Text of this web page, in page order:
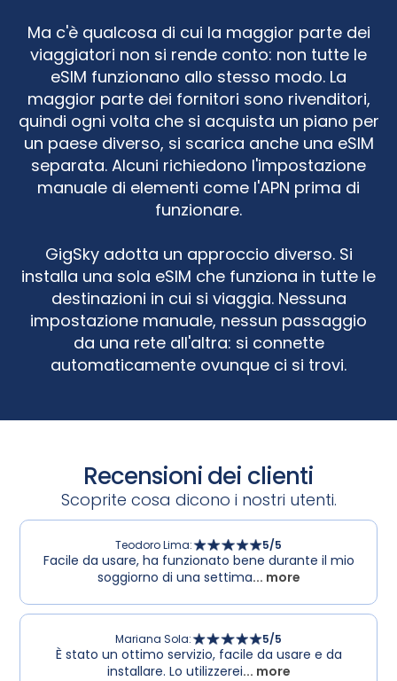
Ma c'è qualcosa di cui la maggior parte dei
viaggiatori non si rende conto: non tutte le
eSIM funzionano allo stesso modo. La
maggior parte dei fornitori sono rivenditori,
quindi ogni volta che si acquista un piano per
un paese diverso, si scarica anche una eSIM
separata. Alcuni richiedono l'impostazione
manuale di elementi come l'APN prima di
funzionare.
GigSky adotta un approccio diverso. Si
installa una sola eSIM che funziona in tutte le
destinazioni in cui si viaggia. Nessuna
impostazione manuale, nessun passaggio
da una rete all'altra: si connette
automaticamente ovunque ci si trovi.
Recensioni dei clienti
Scoprite cosa dicono i nostri utenti.
Teodoro Lima: 5/5
Facile da usare, ha funzionato bene durante il mio
soggiorno di una settima... more
Mariana Sola: 5/5
È stato un ottimo servizio, facile da usare e da
installare. Lo utilizzerei... more